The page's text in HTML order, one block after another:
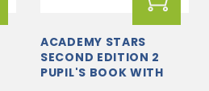
ACADEMY STARS
SECOND EDITION 2
PUPIL'S BOOK WITH